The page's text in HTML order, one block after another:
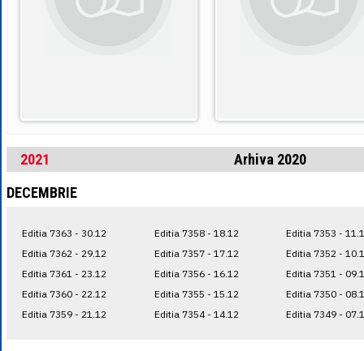
2021
Arhiva 2020
DECEMBRIE
Editia 7363 - 30.12
Editia 7362 - 29.12
Editia 7361 - 23.12
Editia 7360 - 22.12
Editia 7359 - 21.12
Editia 7358 - 18.12
Editia 7357 - 17.12
Editia 7356 - 16.12
Editia 7355 - 15.12
Editia 7354 - 14.12
Editia 7353 -
Editia 7352 -
Editia 7351 -
Editia 7350 -
Editia 7349 -